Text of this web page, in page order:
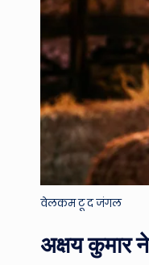
वेलकम टू द जंगल
अक्षय कुमार